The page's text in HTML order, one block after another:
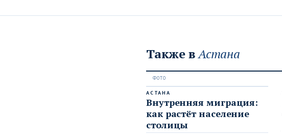
Также вАстана
АСТАНА
Внутренняя миграция:
как растёт население
столицы